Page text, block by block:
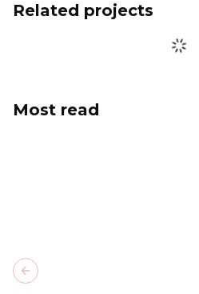
Related projects
Most read
Previous slide